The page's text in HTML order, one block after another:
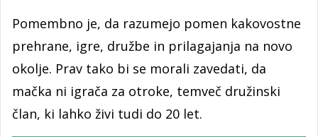
Pomembno je, da razumejo pomen kakovostne
prehrane, igre, družbe in prilagajanja na novo
okolje. Prav tako bi se morali zavedati, da
mačka ni igrača za otroke, temveč družinski
član, ki lahko živi tudi do 20 let.